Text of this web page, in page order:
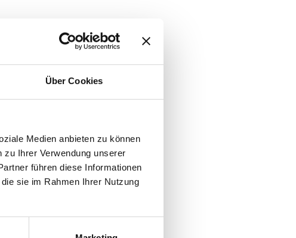
Über Cookies
Medien anbieten zu können
zu Ihrer Verwendung unserer
führen diese Informationen
sie im Rahmen Ihrer Nutzung
browser consolefor more information).